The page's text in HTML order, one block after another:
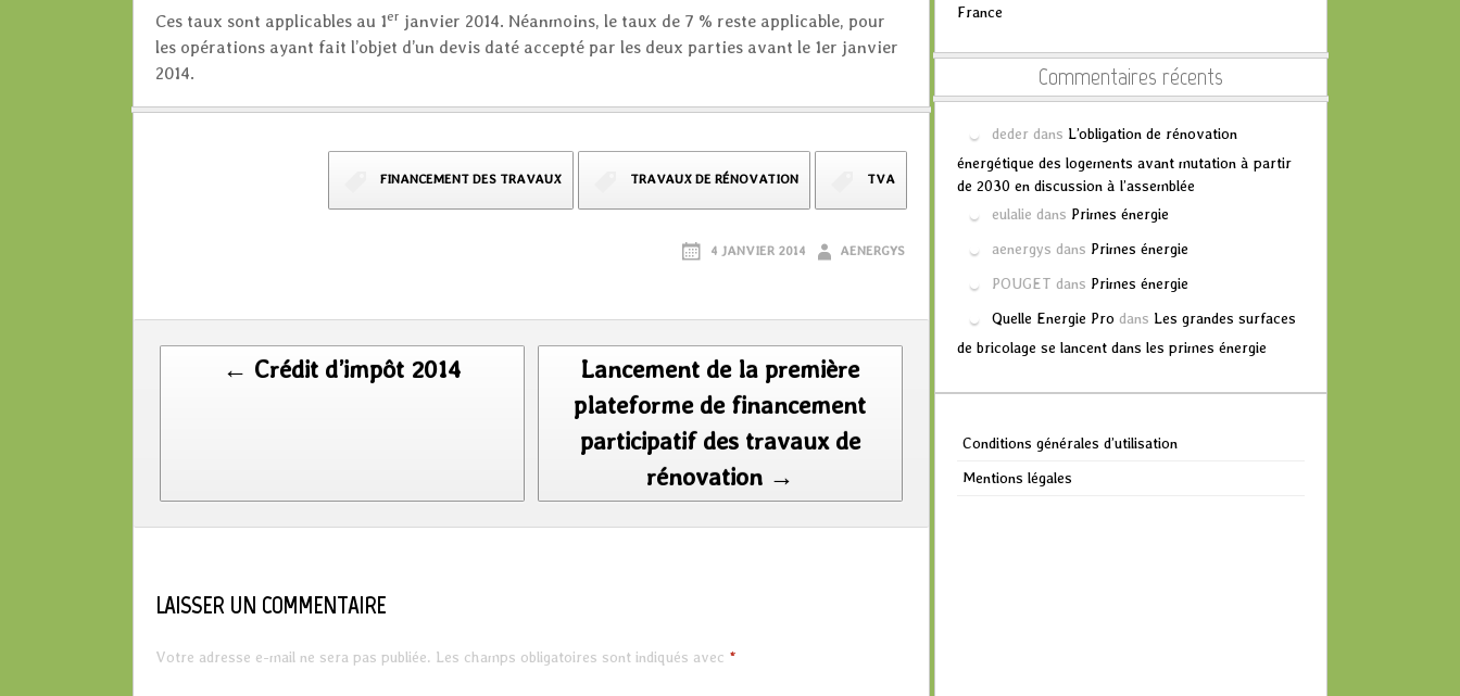
Ces taux sont applicables au 1er janvier 2014. Néanmoins, le taux de 7 % reste applicable, pour
les opérations ayant fait l’objet d’un devis daté accepté par les deux parties avant le 1er janvier
2014.
FINANCEMENT DES TRAVAUX TRAVAUX DE RÉNOVATION TVA
4 JANVIER 2014 AENERGYS
Post
navigation
Lancement de la première
plateforme de financement
participatif des travaux de
rénovation →
← Crédit d’impôt 2014
LAISSER UN COMMENTAIRE
Votre adresse e-mail ne sera pas publiée. Les champs obligatoires sont indiqués avec *
France
Commentaires récents
dederdans L’obligation de rénovation
énergétique des logements avant mutation à partir
de 2030 en discussion à l’assemblée
eulalie dans Primes énergie
aenergys dans Primes énergie
POUGET dans Primes énergie
Quelle Energie Pro dans Les grandes surfaces
de bricolage se lancent dans les primes énergie
Conditions générales d’utilisation
Mentions légales